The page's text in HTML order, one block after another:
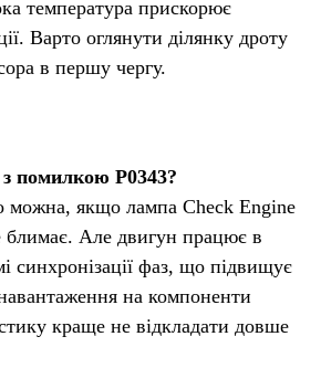
температура прискорює
Варто оглянути ділянку дроту
в першу чергу.
помилкою P0343?
можна, якщо лампа Check Engine
блимає. Але двигун працює в
синхронізації фаз, що підвищує
на компоненти
краще не відкладати довше